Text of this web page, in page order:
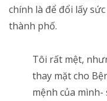
chính là để đổi lấy
thành phố.
Tôi rất mệt,
thay mặt cho
mệnh của mình-